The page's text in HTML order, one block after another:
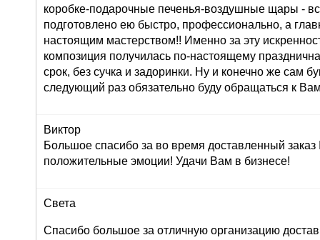
коробке-подарочные печенья-воздушные щары -
подготовлено ею быстро, профессионально, а
настоящим мастерством!! Именно за эту
композиция получилась по-настоящему
срок, без сучка и задоринки. Ну и конечно же сам
следующий раз обязательно буду обращаться к
Виктор
Большое спасибо за во время доставленный
положительные эмоции! Удачи Вам в бизнесе!
Света
Спасибо большое за отличную организацию